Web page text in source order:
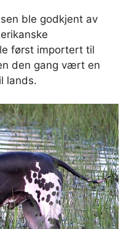
ble godkjent av
først importert til
den gang vært en
lands.